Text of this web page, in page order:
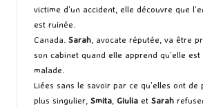
victime d’un accident, elle découvre que
est ruinée.
Canada. Sarah , avocate réputée, va être
son cabinet quand elle apprend qu’elle
malade.
Liées sans le savoir par ce qu’elles ont de
plus singulier, Smita Giulia et Sarah